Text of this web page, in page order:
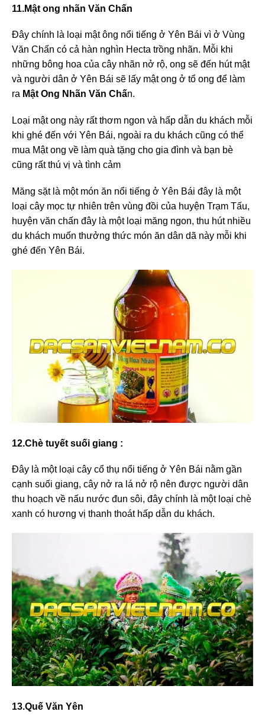
11.Mật ong nhãn Văn Chấn
Đây chính là loại mật ông nổi tiếng ở Yên Bái vì ở Vùng
Văn Chấn có cả hàn nghìn Hecta trồng nhãn. Mỗi khi
những bông hoa của cây nhãn nở rộ, ong sẽ đến hút mật
và người dân ở Yên Bái sẽ lấy mật ong ở tổ ong để làm
ra Mật Ong Nhãn Văn Chấn.
Loại mật ong này rất thơm ngon và hấp dẫn du khách mỗi
khi ghé đến với Yên Bái, ngoài ra du khách cũng có thể
mua Mật ong về làm quà tặng cho gia đình và bạn bè
cũng rất thú vị và tình cảm
Măng sặt là một món ăn nổi tiếng ở Yên Bái đây là một
loại cây mọc tự nhiên trên vùng đồi của huyện Trạm Tấu,
huyện văn chấn đây là một loại măng ngon, thu hút nhiều
du khách muốn thưởng thức món ăn dân dã này mỗi khi
ghé đến Yên Bái.
12.Chè tuyết suối giang :
Đây là một loại cây cổ thụ nổi tiếng ở Yên Bái nằm gần
cạnh suối giang, cây nở ra lá nở rộ nên được người dân
thu hoạch về nấu nước đun sôi, đây chính là một loại chè
xanh có hương vị thanh thoát hấp dẫn du khách.
13.Quế Văn Yên